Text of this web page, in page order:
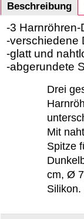
Beschreibung
-3
-verschiedene
-glatt und
-abgerundete
Drei
Mit
Spitze
cm, Ø
Silikon.